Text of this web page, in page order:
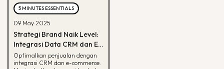
5 MINUTES ESSENTIALS
09 May 2025
Strategi Brand Naik Level:
Integrasi Data CRM dan E-
commerce
Optimalkan penjualan dengan
integrasi CRM dan e-commerce.